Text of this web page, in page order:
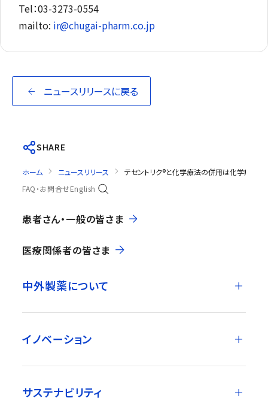
Tel：03-3273-0554
mailto: ir@chugai-pharm.co.jp
ニュースリリースに戻る
SHARE
ホーム ニュースリリース
テセントリク®と化学療法の併用は化学療法
FAQ・お問合せEnglish
患者さん・一般の皆さま
医療関係者の皆さま
中外製薬について
イノベーション
サステナビリティ